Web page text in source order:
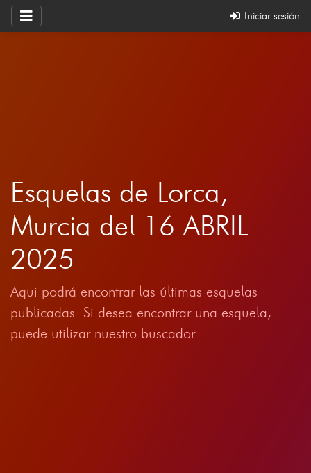
Iniciar sesión
Esquelas de Lorca,
Murcia del 16 ABRIL
2025
Aqui podrá encontrar las últimas esquelas
publicadas. Si desea encontrar una esquela,
puede utilizar nuestro buscador